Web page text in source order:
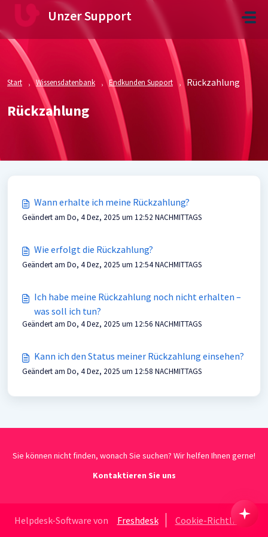
Zum hauptsächlichen Inhalt gehen
Unzer Support
Start Wissensdatenbank Endkunden Support Rückzahlung
Rückzahlung
Wann erhalte ich meine Rückzahlung?
Geändert am Do, 4 Dez, 2025 um 12:52 NACHMITTAGS
Wie erfolgt die Rückzahlung?
Geändert am Do, 4 Dez, 2025 um 12:54 NACHMITTAGS
Ich habe meine Rückzahlung noch nicht erhalten –
was soll ich tun?
Geändert am Do, 4 Dez, 2025 um 12:56 NACHMITTAGS
Kann ich den Status meiner Rückzahlung einsehen?
Geändert am Do, 4 Dez, 2025 um 12:58 NACHMITTAGS
Sie können nicht finden, wonach Sie suchen? Wir helfen Ihnen gerne!
Kontaktieren Sie uns
Helpdesk-Software von Freshdesk Cookie-Richtlinie